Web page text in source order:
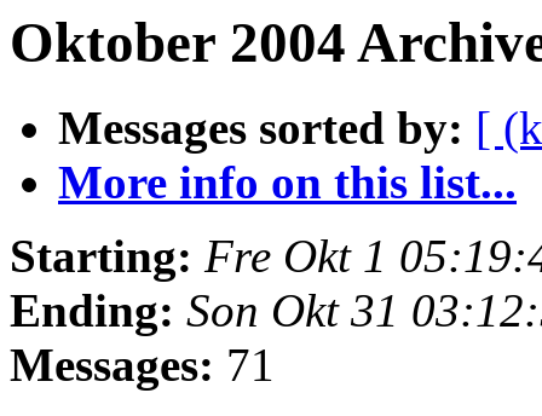
Oktober 2004
Messages sorted by: [
More info on this list...
Starting: Fre Okt 1
Ending: Son Okt 31
Messages: 71